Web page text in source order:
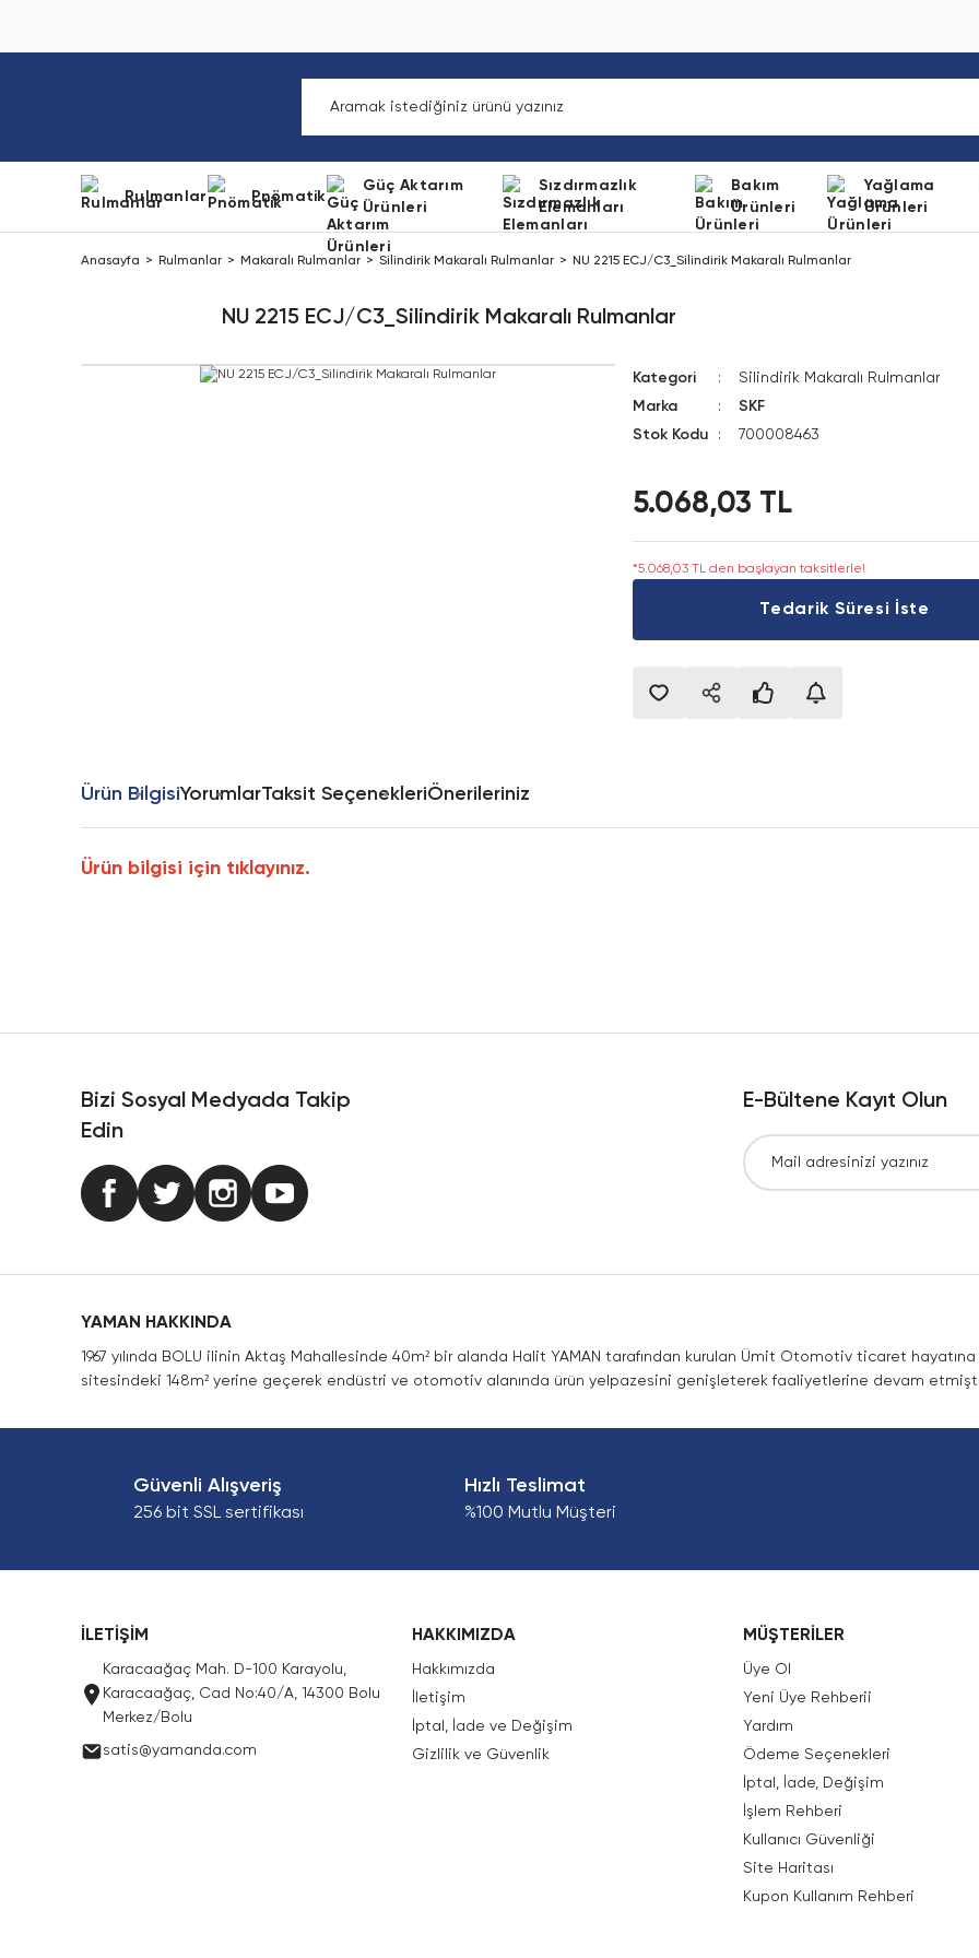
Rulmanlar Pnömatik
Güç Aktarım
Ürünleri
Sızdırmazlık
Elemanları
Bakım
Ürünleri
Yağlama
Ürünleri
Anasayfa Rulmanlar Makaralı Rulmanlar Silindirik Makaralı Rulmanlar NU 2215 ECJ/C3_Silindirik Makaralı Rulmanlar
NU 2215 ECJ/C3_Silindirik Makaralı Rulmanlar
Kategori
Silindirik Makaralı Rulmanlar
Marka
SKF
Stok Kodu
700008463
5.068,03 TL
*5.068,03 TL den başlayan taksitlerle!
Tedarik Süresi İste
Ürün BilgisiYorumlarTaksit SeçenekleriÖnerileriniz
Ürün bilgisi için tıklayınız.
Bizi Sosyal Medyada Takip
Edin
E-Bültene Kayıt Olun
YAMAN HAKKINDA
1967 yılında BOLU ilinin Aktaş Mahallesinde 40m² bir alanda Halit YAMAN tarafından kurulan Ümit Otomotiv ticaret
sitesindeki 148m² yerine geçerek endüstri ve otomotiv alanında ürün yelpazesini genişleterek faaliyetlerine devam
Güvenli Alışveriş
256 bit SSL sertifikası
Hızlı Teslimat
%100 Mutlu Müşteri
İLETİŞİM
Karacaağaç Mah. D-100 Karayolu,
Karacaağaç, Cad No:40/A, 14300 Bolu
Merkez/Bolu
satis@yamanda.com
HAKKIMIZDA
Hakkımızda
İletişim
İptal, İade ve Değişim
Gizlilik ve Güvenlik
MÜŞTERİLER
Üye Ol
Yeni Üye Rehberii
Yardım
Ödeme Seçenekleri
İptal, İade, Değişim
İşlem Rehberi
Kullanıcı Güvenliği
Site Haritası
Kupon Kullanım Rehberi